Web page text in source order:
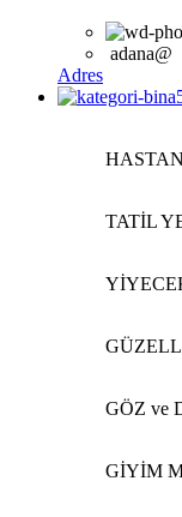
adana@
Adres
TATİL
GÖZ ve
GİYİM